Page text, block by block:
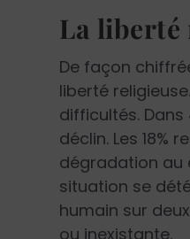
La liberté
De façon
liberté
difficultés. Dans
déclin. Les
dégradation au
situation se
humain sur
ou inexistante.